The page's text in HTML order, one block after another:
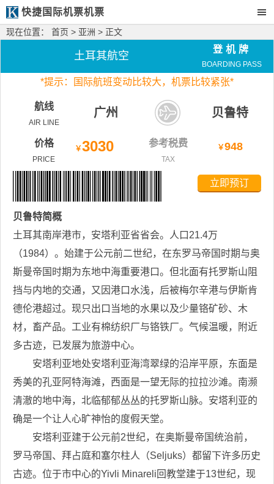
快捷国际机票机票
现在位置： 首页 > 亚洲 > 正文
土耳其航空
登机牌
BOARDING PASS
*提示：国际航班变动比较大， 机票比较紧张*
航线
AIR LINE
广州 贝鲁特
价格
PRICE
￥3030 参考税费
TAX
￥948
立即预订
贝鲁特简概
土耳其南岸港市，安塔利亚省省会。人口21.4万
（1984）。始建于公元前二世纪，在东罗马帝国时期与奥
斯曼帝国时期为东地中海重要港口。但北面有托罗斯山阻
挡与内地的交通，又因港口水浅，后被梅尔辛港与伊斯肯
德伦港超过。现只出口当地的水果以及少量铬矿砂、木
材，畜产品。工业有棉纺织厂与铬铁厂。气候温暖，附近
多古迹，已发展为旅游中心。
安塔利亚地处安塔利亚海湾翠绿的沿岸平原，东面是
秀美的孔亚阿特海滩，西面是一望无际的拉拉沙滩。南濒
清澈的地中海，北临郁郁丛丛的托罗斯山脉。安塔利亚的
确是一个让人心旷神怡的度假天堂。
安塔利亚建于公元前2世纪，在奥斯曼帝国统治前，
罗马帝国、拜占庭和塞尔柱人（Seljuks）都留下许多历史
古迹。位于市中心的Yivli Minareli回教堂建于13世纪，现